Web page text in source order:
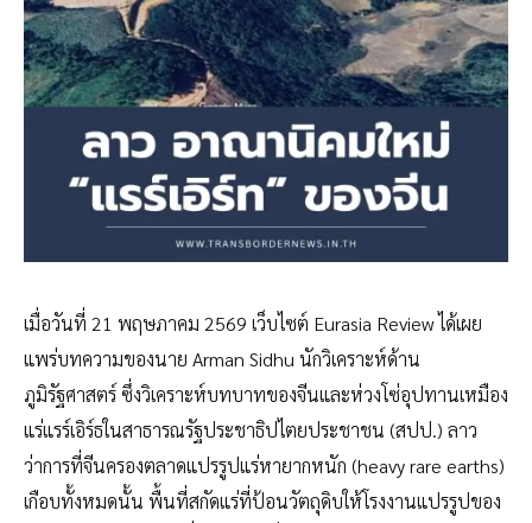
เมื่อวันที่ 21 พฤษภาคม 2569 เว็บไซต์ Eurasia Review ได้เผย
แพร่บทความของนาย Arman Sidhu นักวิเคราะห์ด้าน
ภูมิรัฐศาสตร์ ซึ่งวิเคราะห์บทบาทของจีนและห่วงโซ่อุปทานเหมือง
แร่แรร์เอิร์ธในสาธารณรัฐประชาธิปไตยประชาชน (สปป.) ลาว
ว่าการที่จีนครองตลาดแปรรูปแร่หายากหนัก (heavy rare earths)
เกือบทั้งหมดนั้น พื้นที่สกัดแร่ที่ป้อนวัตถุดิบให้โรงงานแปรรูปของ